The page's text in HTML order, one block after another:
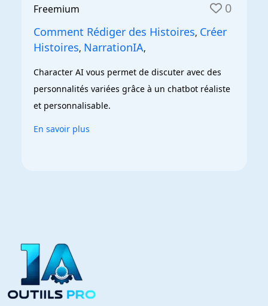
Freemium 0
Comment Rédiger des Histoires, Créer
Histoires, NarrationIA,
Character AI vous permet de discuter avec des
personnalités variées grâce à un chatbot réaliste
et personnalisable.
En savoir plus